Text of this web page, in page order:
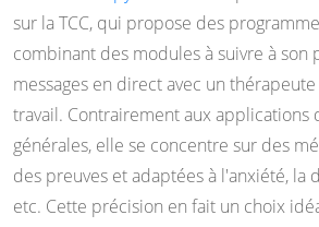
sur la TCC, qui propose des
combinant des modules à suivre à son
messages en direct avec un
travail. Contrairement aux applications
générales, elle se concentre sur des
des preuves et adaptées à l'anxiété, la
etc. Cette précision en fait un choix